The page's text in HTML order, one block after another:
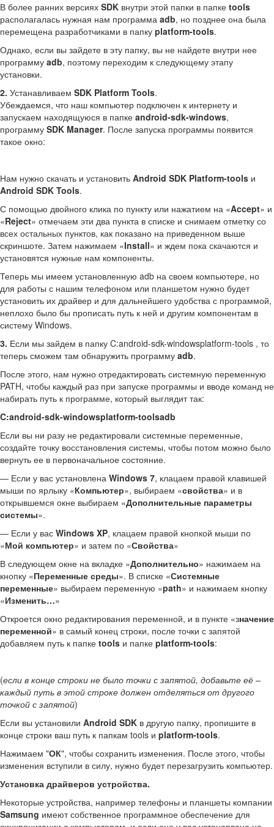
В более ранних версиях SDK внутри этой папки в папке tools
располагалась нужная нам программа adb, но позднее она была
перемещена разработчиками в папку platform-tools.
Однако, если вы зайдете в эту папку, вы не найдете внутри нее
программу adb, поэтому переходим к следующему этапу
установки.
2. Устанавливаем SDK Platform Tools.
Убеждаемся, что наш компьютер подключен к интернету и
запускаем находящуюся в папке android-sdk-windows,
программу SDK Manager. После запуска программы появится
такое окно:
Нам нужно скачать и установить Android SDK Platform-tools и
Android SDK Tools.
С помощью двойного клика по пункту или нажатием на «Accept» и
«Reject» отмечаем эти два пункта в списке и снимаем отметку со
всех остальных пунктов, как показано на приведенном выше
скриншоте. Затем нажимаем «Install» и ждем пока скачаются и
установятся нужные нам компоненты.
Теперь мы имеем установленную adb на своем компьютере, но
для работы с нашим телефоном или планшетом нужно будет
установить их драйвер и для дальнейшего удобства с программой,
неплохо было бы прописать путь к ней и другим компонентам в
систему Windows.
3. Если мы зайдем в папку C:android-sdk-windowsplatform-tools , то
теперь сможем там обнаружить программу adb.
После этого, нам нужно отредактировать системную переменную
PATH, чтобы каждый раз при запуске программы и вводе команд не
набирать путь к программе, который выглядит так:
C:android-sdk-windowsplatform-toolsadb
Если вы ни разу не редактировали системные переменные,
создайте точку восстановления системы, чтобы потом можно было
вернуть ее в первоначальное состояние.
— Если у вас установлена Windows 7, клацаем правой клавишей
мыши по ярлыку «Компьютер», выбираем «свойства» и в
открывшемся окне выбираем «Дополнительные параметры
системы».
— Если у вас Windows XP, клацаем правой кнопкой мыши по
«Мой компьютер» и затем по «Свойства»
В следующем окне на вкладке «Дополнительно» нажимаем на
кнопку «Переменные среды». В списке «Системные
переменные» выбираем переменную «path» и нажимаем кнопку
«Изменить…»
Откроется окно редактирования переменной, и в пункте «значение
переменной» в самый конец строки, после точки с запятой
добавляем путь к папке tools и папке platform-tools:
(если в конце строки не было точки с запятой, добавьте её –
каждый путь в этой строке должен отделяться от другого
точкой с запятой)
Если вы установили Android SDK в другую папку, пропишите в
конце строки ваш путь к папкам tools и platform-tools.
Нажимаем "ОК", чтобы сохранить изменения. После этого, чтобы
изменения вступили в силу, нужно будет перезагрузить компьютер.
Установка драйверов устройства.
Некоторые устройства, например телефоны и планшеты компании
Samsung имеют собственное программное обеспечение для